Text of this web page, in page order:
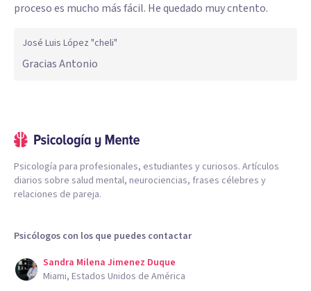
proceso es mucho más fácil. He quedado muy cntento.
José Luis López "cheli"
Gracias Antonio
Psicología para profesionales, estudiantes y curiosos. Artículos
diarios sobre salud mental, neurociencias, frases célebres y
relaciones de pareja.
Psicólogos con los que puedes contactar
Sandra Milena Jimenez Duque
Miami, Estados Unidos de América